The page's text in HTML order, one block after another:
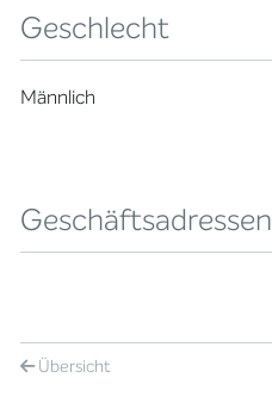
Geschlecht
Männlich
Geschäftsadressen
Übersicht